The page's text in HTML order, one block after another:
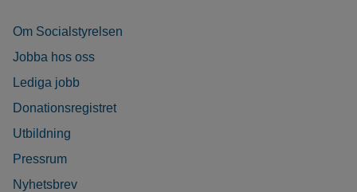
Om Socialstyrelsen
Jobba hos oss
Lediga jobb
Donationsregistret
Utbildning
Pressrum
Nyhetsbrev